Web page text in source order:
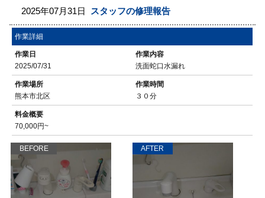
2025年07月31日 スタッフの修理報告
作業詳細
作業日
2025/07/31
作業内容
洗面蛇口水漏れ
作業場所
熊本市北区
作業時間
３０分
料金概要
70,000円~
BEFORE AFTER